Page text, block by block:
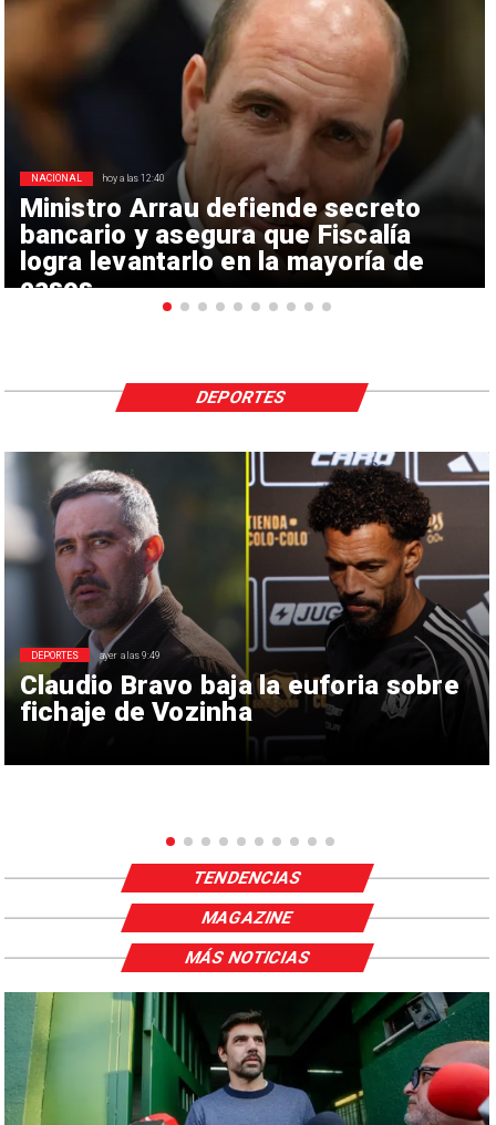
Ministro Arrau defiende secreto
bancario y asegura que Fiscalía
logra levantarlo en la mayoría de
casos
NACIONAL hoy a las 12:40
Claudio Bravo baja la euforia sobre
fichaje de Vozinha
DEPORTES ayer a las 9:49
DEPORTES
TENDENCIAS
MAGAZINE
MÁS NOTICIAS